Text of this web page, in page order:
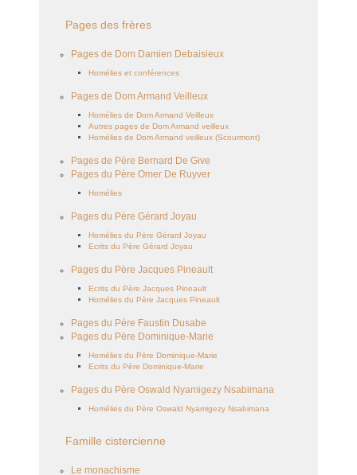
Pages des frères
Pages de Dom Damien Debaisieux
Homélies et conférences
Pages de Dom Armand Veilleux
Homélies de Dom Armand Veilleux
Autres pages de Dom Armand veilleux
Homélies de Dom Armand veilleux (Scourmont)
Pages de Père Bernard De Give
Pages du Père Omer De Ruyver
Homélies
Pages du Père Gérard Joyau
Homélies du Père Gérard Joyau
Ecrits du Père Gérard Joyau
Pages du Père Jacques Pineault
Ecrits du Père Jacques Pineault
Homélies du Père Jacques Pineault
Pages du Père Faustin Dusabe
Pages du Père Dominique-Marie
Homélies du Père Dominique-Marie
Ecrits du Père Dominique-Marie
Pages du Père Oswald Nyamigezy Nsabimana
Homélies du Père Oswald Nyamigezy Nsabimana
Famille cistercienne
Le monachisme